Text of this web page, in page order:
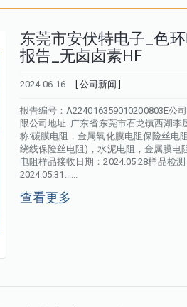
东莞市安伏特电子_色
报告_无卤卤素HF
2024-06-16 [ 公司新闻 ]
报告编号：A224016359010200803E公
限公司地址: 广东省东莞市石龙镇西湖李
称:碳膜电阻，金属氧化膜电阻保险丝电
绕线保险丝电阻)，水泥电阻，金属膜电
电阻样品接收日期：2024.05.28样品检
2024.05.31......
查看更多